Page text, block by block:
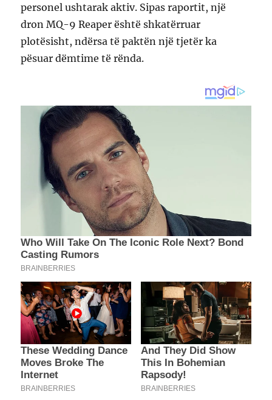
personel ushtarak aktiv. Sipas raportit, një
dron MQ-9 Reaper është shkatërruar
plotësisht, ndërsa të paktën një tjetër ka
pësuar dëmtime të rënda.